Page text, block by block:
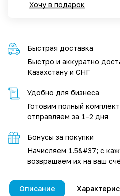
Хочу в подарок
Быстрая доставка
Быстро и аккуратно
Казахстану и СНГ
Удобно для бизнеса
Готовим полный
отправляем за 1–2 дня
Бонусы за покупки
Начисляем 1.5&#37; с
возвращаем их на ваш
Описание